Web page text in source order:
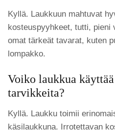
Kyllä. Laukkuun mahtuvat
kosteuspyyhkeet, tutti, pieni
omat tärkeät tavarat, kuten
lompakko.
Voiko laukkua
tarvikkeita?
Kyllä. Laukku toimii
käsilaukkuna. Irrotettavan